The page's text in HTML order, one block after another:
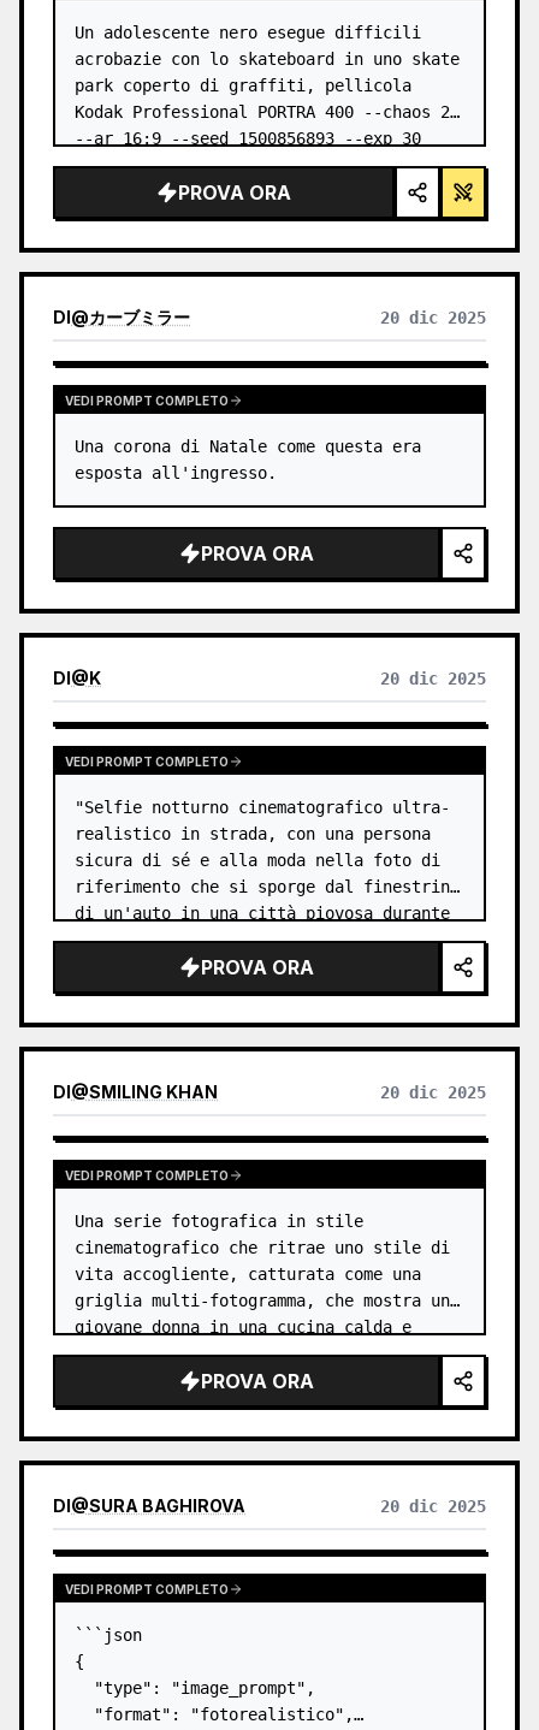
Un adolescente nero esegue difficili
acrobazie con lo skateboard in uno skate
park coperto di graffiti, pellicola
Kodak Professional PORTRA 400 --chaos 20
--ar 16:9 --seed 1500856893 --exp 30
PROVA ORA
DI@カーブミラー 20 dic 2025
VEDI PROMPT COMPLETO
Una corona di Natale come questa era
esposta all'ingresso.
PROVA ORA
DI@K 20 dic 2025
VEDI PROMPT COMPLETO
"Selfie notturno cinematografico ultra-
realistico in strada, con una persona
sicura di sé e alla moda nella foto di
riferimento che si sporge dal finestrino
di un'auto in una città piovosa durante
una fuga ad alta velocità.",
"pose": {
"arm": "esteso verso l…
PROVA ORA
DI@SMILING KHAN 20 dic 2025
VEDI PROMPT COMPLETO
Una serie fotografica in stile
cinematografico che ritrae uno stile di
vita accogliente, catturata come una
griglia multi-fotogramma, che mostra una
giovane donna in una cucina calda e
illuminata dal sole durante un
tranquillo momento del tè. Indossa un
morbid…
PROVA ORA
DI@SURA BAGHIROVA 20 dic 2025
VEDI PROMPT COMPLETO
```json
{
  "type": "image_prompt",
  "format": "fotorealistico",